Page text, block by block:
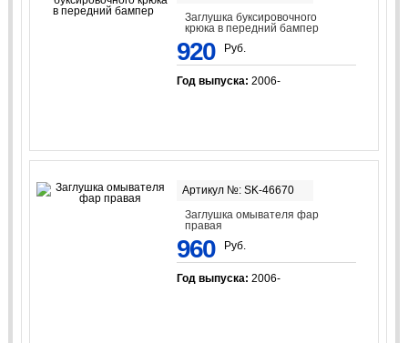
Заглушка буксировочного
крюка в передний бампер
920 Руб.
Год выпуска: 2006-
Артикул №: SK-46670
Заглушка омывателя фар
правая
960 Руб.
Год выпуска: 2006-